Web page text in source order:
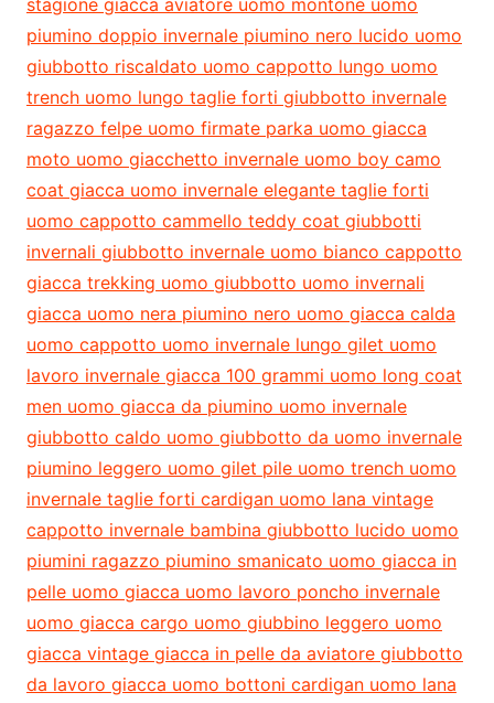
stagione giacca aviatore uomo montone uomo
piumino doppio invernale piumino nero lucido uomo
giubbotto riscaldato uomo cappotto lungo uomo
trench uomo lungo taglie forti giubbotto invernale
ragazzo felpe uomo firmate parka uomo giacca
moto uomo giacchetto invernale uomo boy camo
coat giacca uomo invernale elegante taglie forti
uomo cappotto cammello teddy coat giubbotti
invernali giubbotto invernale uomo bianco cappotto
giacca trekking uomo giubbotto uomo invernali
giacca uomo nera piumino nero uomo giacca calda
uomo cappotto uomo invernale lungo gilet uomo
lavoro invernale giacca 100 grammi uomo long coat
men uomo giacca da piumino uomo invernale
giubbotto caldo uomo giubbotto da uomo invernale
piumino leggero uomo gilet pile uomo trench uomo
invernale taglie forti cardigan uomo lana vintage
cappotto invernale bambina giubbotto lucido uomo
piumini ragazzo piumino smanicato uomo giacca in
pelle uomo giacca uomo lavoro poncho invernale
uomo giacca cargo uomo giubbino leggero uomo
giacca vintage giacca in pelle da aviatore giubbotto
da lavoro giacca uomo bottoni cardigan uomo lana